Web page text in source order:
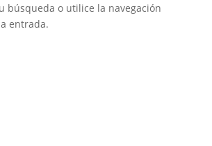
búsqueda o utilice la navegación
entrada.